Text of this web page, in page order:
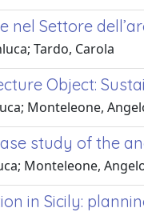
nel Settore
Tardo, Carola
Object:
Monteleone,
study of the
Monteleone,
in Sicily: